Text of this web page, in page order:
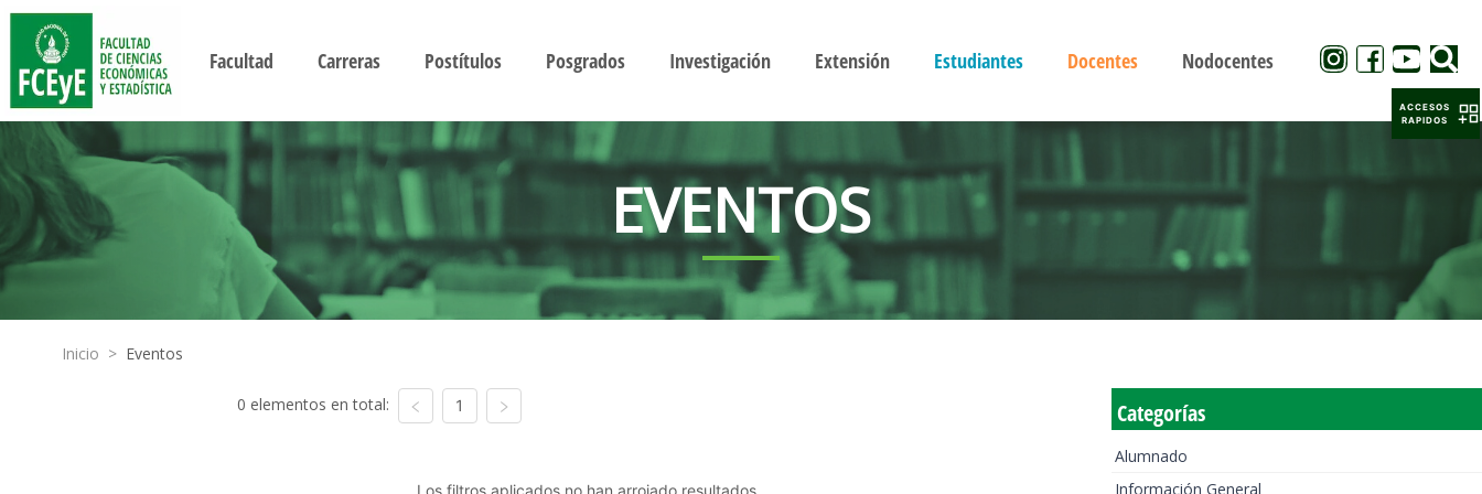
Facultad Carreras Postítulos Posgrados Investigación Extensión Estudiantes Docentes Nodocentes
EVENTOS
Inicio > Eventos
0 elementos en total: 1
Los filtros aplicados no han arrojado resultados
Categorías
Alumnado
Información General
ACCESOS
RAPIDOS